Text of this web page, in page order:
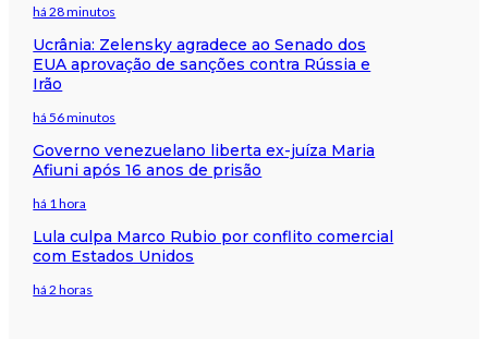
há 28 minutos
Ucrânia: Zelensky agradece ao Senado dos
EUA aprovação de sanções contra Rússia e
Irão
há 56 minutos
Governo venezuelano liberta ex-juíza Maria
Afiuni após 16 anos de prisão
há 1 hora
Lula culpa Marco Rubio por conflito comercial
com Estados Unidos
há 2 horas